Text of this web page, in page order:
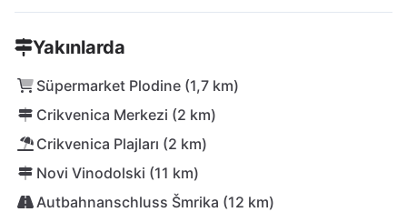
Yakınlarda
Süpermarket Plodine (1,7 km)
Crikvenica Merkezi (2 km)
Crikvenica Plajları (2 km)
Novi Vinodolski (11 km)
Autbahnanschluss Šmrika (12 km)